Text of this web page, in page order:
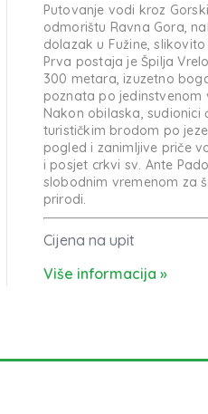
Putovanje vodi kroz
odmorištu Ravna Gora,
dolazak u Fužine,
Prva postaja je Špilja
300 metara, izuzetno
poznata po jedinstvenom
Nakon obilaska, sudionici
turističkim brodom po
pogled i zanimljive priče
i posjet crkvi sv. Ante
slobodnim vremenom za
prirodi.
Cijena na upit
Više informacija »